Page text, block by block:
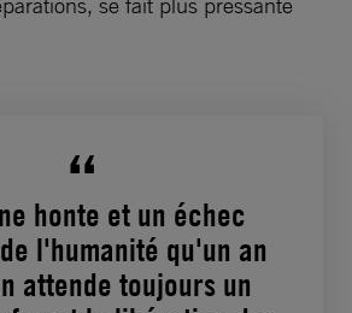
honte et un échec
l'humanité qu'un an
attende toujours un